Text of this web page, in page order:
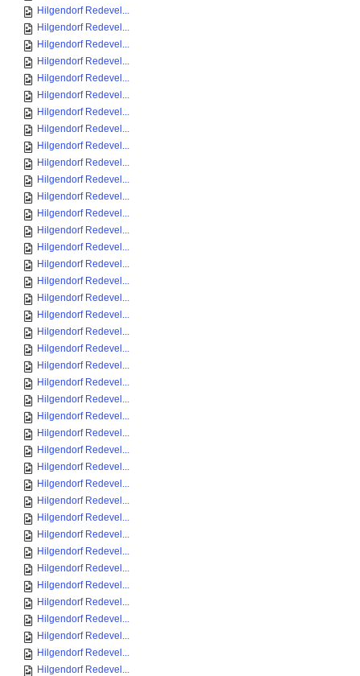
Hilgendorf Redevel...
Hilgendorf Redevel...
Hilgendorf Redevel...
Hilgendorf Redevel...
Hilgendorf Redevel...
Hilgendorf Redevel...
Hilgendorf Redevel...
Hilgendorf Redevel...
Hilgendorf Redevel...
Hilgendorf Redevel...
Hilgendorf Redevel...
Hilgendorf Redevel...
Hilgendorf Redevel...
Hilgendorf Redevel...
Hilgendorf Redevel...
Hilgendorf Redevel...
Hilgendorf Redevel...
Hilgendorf Redevel...
Hilgendorf Redevel...
Hilgendorf Redevel...
Hilgendorf Redevel...
Hilgendorf Redevel...
Hilgendorf Redevel...
Hilgendorf Redevel...
Hilgendorf Redevel...
Hilgendorf Redevel...
Hilgendorf Redevel...
Hilgendorf Redevel...
Hilgendorf Redevel...
Hilgendorf Redevel...
Hilgendorf Redevel...
Hilgendorf Redevel...
Hilgendorf Redevel...
Hilgendorf Redevel...
Hilgendorf Redevel...
Hilgendorf Redevel...
Hilgendorf Redevel...
Hilgendorf Redevel...
Hilgendorf Redevel...
Hilgendorf Redevel...